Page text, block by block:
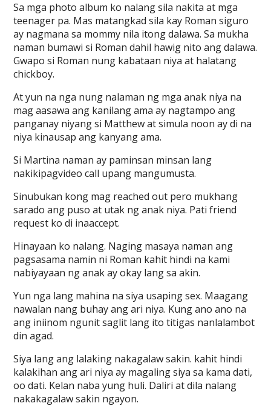
Sa mga photo album ko nalang sila nakita at mga
teenager pa. Mas matangkad sila kay Roman siguro
ay nagmana sa mommy nila itong dalawa. Sa mukha
naman bumawi si Roman dahil hawig nito ang dalawa.
Gwapo si Roman nung kabataan niya at halatang
chickboy.
At yun na nga nung nalaman ng mga anak niya na
mag aasawa ang kanilang ama ay nagtampo ang
panganay niyang si Matthew at simula noon ay di na
niya kinausap ang kanyang ama.
Si Martina naman ay paminsan minsan lang
nakikipagvideo call upang mangumusta.
Sinubukan kong mag reached out pero mukhang
sarado ang puso at utak ng anak niya. Pati friend
request ko di inaaccept.
Hinayaan ko nalang. Naging masaya naman ang
pagsasama namin ni Roman kahit hindi na kami
nabiyayaan ng anak ay okay lang sa akin.
Yun nga lang mahina na siya usaping sex. Maagang
nawalan nang buhay ang ari niya. Kung ano ano na
ang iniinom ngunit saglit lang ito titigas nanlalambot
din agad.
Siya lang ang lalaking nakagalaw sakin. kahit hindi
kalakihan ang ari niya ay magaling siya sa kama dati,
oo dati. Kelan naba yung huli. Daliri at dila nalang
nakakagalaw sakin ngayon.